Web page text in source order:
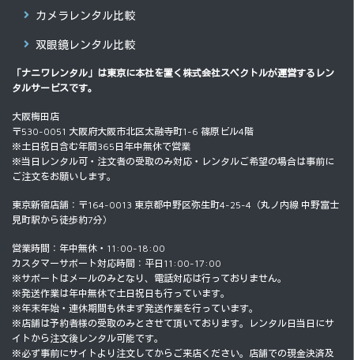
カメラレンタル比較
双眼鏡レンタル比較
「ナニワレンタル」は東京に本社を置く 株式会社スペクトルが運営するレン
タルサービスです。
大阪梅田店
〒530-0051 大阪府大阪市北区太融寺町1-6 篠原ビル4階
※土日祝日含む年間365日年中無休で営業
※当日レンタル可・注文者の受取のみ対応・レンタルご希望の場合は事前に
ご注文をお願いします。
東京新宿店舗：〒164-0013 東京都中野区弥生町4-25-4（丸ノ内線 中野富士
見町駅から徒歩約7分）
営業時間：年中無休・11:00-18:00
カスタマーサポート対応時間：平日11:00-17:00
※サポートはメールのみとなり、電話対応は行っておりません。
※発送作業は年中無休で土日祝日も行っています。
※年末年始・連休期間も休まず発送作業を行っています。
※店舗は予約者様の受取のみとさせて頂いております。レンタル日当日にサ
イトから注文後レンタル可能です。
※必ず事前にサイトより注文してからご来店ください。店舗での現金決済及